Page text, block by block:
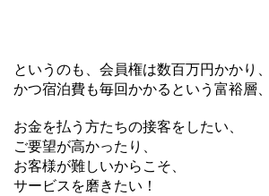
というのも、会員権は数百万円かかり、
かつ宿泊費も毎回かかるという富裕層、
お金を払う方たちの接客をしたい、
ご要望が高かったり、
お客様が難しいからこそ、
サービスを磨きたい！